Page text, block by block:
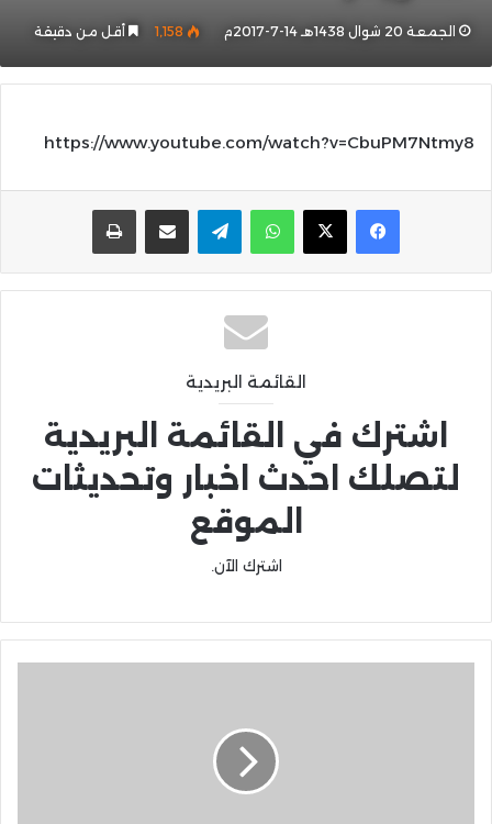
الجمعة 20 شوال 1438هـ 14-7-2017م 1٬158 أقل من دقيقة
https://www.youtube.com/watch?v=CbuPM7Ntmy8
واتساب تيلقرام مشاركة عبر البريد
القائمة البريدية
اشترك في القائمة البريدية
لتصلك احدث اخبار وتحديثات
الموقع
اشترك الآن.